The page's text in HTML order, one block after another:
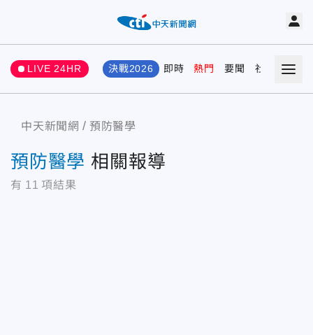
LIVE 24HR 決戰2026 即時 熱門 要聞 社會 娛樂
中天新聞網 預防醫學
預防醫學 相關報導
有 11 項結果